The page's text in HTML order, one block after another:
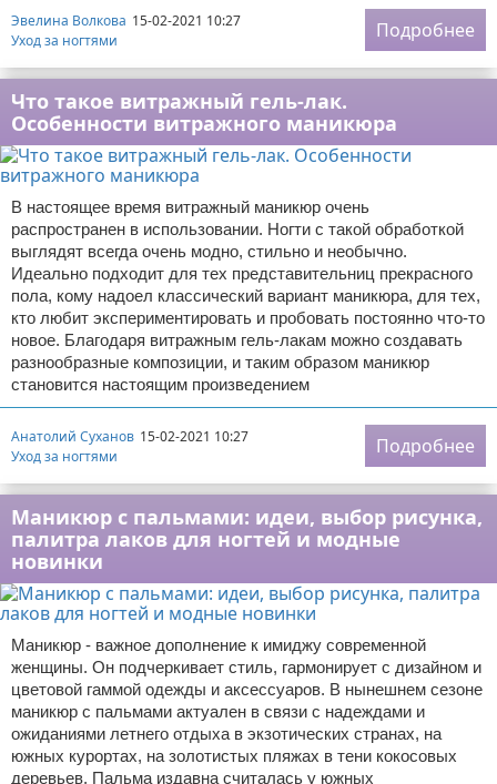
Эвелина Волкова 15-02-2021 10:27
Уход за ногтями
Подробнее
Что такое витражный гель-лак.
Особенности витражного маникюра
В настоящее время витражный маникюр очень
распространен в использовании. Ногти с такой обработкой
выглядят всегда очень модно, стильно и необычно.
Идеально подходит для тех представительниц прекрасного
пола, кому надоел классический вариант маникюра, для тех,
кто любит экспериментировать и пробовать постоянно что-то
новое. Благодаря витражным гель-лакам можно создавать
разнообразные композиции, и таким образом маникюр
становится настоящим произведением
Анатолий Суханов 15-02-2021 10:27
Уход за ногтями
Подробнее
Маникюр с пальмами: идеи, выбор рисунка,
палитра лаков для ногтей и модные
новинки
Маникюр - важное дополнение к имиджу современной
женщины. Он подчеркивает стиль, гармонирует с дизайном и
цветовой гаммой одежды и аксессуаров. В нынешнем сезоне
маникюр с пальмами актуален в связи с надеждами и
ожиданиями летнего отдыха в экзотических странах, на
южных курортах, на золотистых пляжах в тени кокосовых
деревьев. Пальма издавна считалась у южных